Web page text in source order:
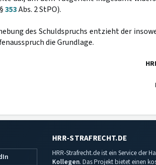
353Abs. 2 StPO).
des Schuldspruchs entzieht der
die Grundlage.
HRR-STRAFRECHT.DE
HRR-Strafrecht.de ist ein Service der
Kollegen. Das Projekt bietet einen